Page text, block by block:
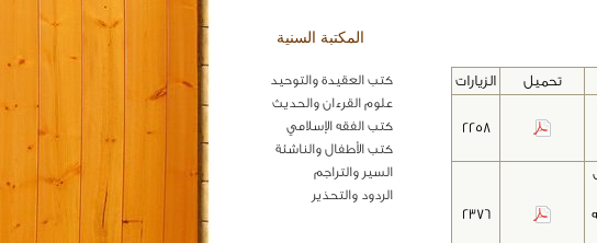
المكتبة السنية
كتب العقيدة والتوحيد
علوم القرءان والحديث
كتب الفقه الإسلامي
كتب الأطفال والناشئة
السير والتراجم
الردود والتحذير
تحميل الزيارات
2258
2376